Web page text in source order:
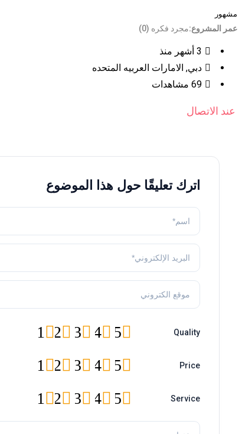
مشهور
عمر المشروع مجرد فكره (0)
3 أشهر منذ
دبي, الامارات العربيه المتحده
69 مشاهدات
عند الاتصال
اترك تعليقًا حول هذا الموضوع
Quality
5
4
3
2
1
Price
5
4
3
2
1
Service
5
4
3
2
1